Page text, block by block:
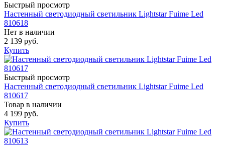
Быстрый просмотр
Настенный светодиодный светильник Lightstar Fuime Led
810618
Нет в наличии
2 139 руб.
Купить
Быстрый просмотр
Настенный светодиодный светильник Lightstar Fuime Led
810617
Товар в наличии
4 199 руб.
Купить